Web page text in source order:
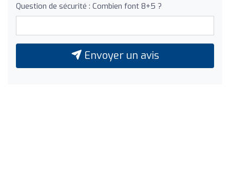
Question de sécurité : Combien font 8+5 ?
Envoyer un avis